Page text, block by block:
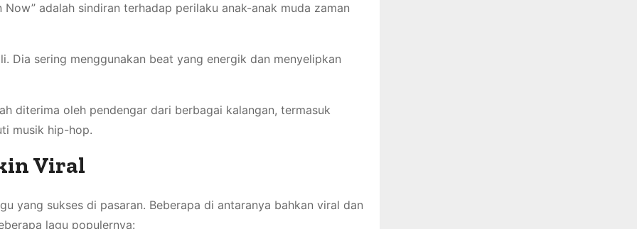
adalah sindiran terhadap perilaku anak-anak muda zaman
Dia sering menggunakan beat yang energik dan menyelipkan
diterima oleh pendengar dari berbagai kalangan, termasuk
musik hip-hop.
Viral
yang sukses di pasaran. Beberapa di antaranya bahkan viral dan
lagu populernya: